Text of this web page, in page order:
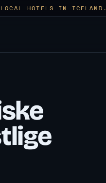
HOTELS IN ICELAND.